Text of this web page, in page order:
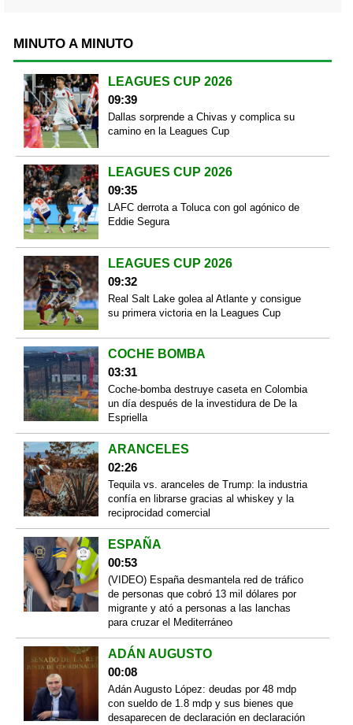
MINUTO A MINUTO
LEAGUES CUP 2026
09:39
Dallas sorprende a Chivas y complica su
camino en la Leagues Cup
LEAGUES CUP 2026
09:35
LAFC derrota a Toluca con gol agónico de
Eddie Segura
LEAGUES CUP 2026
09:32
Real Salt Lake golea al Atlante y consigue
su primera victoria en la Leagues Cup
COCHE BOMBA
03:31
Coche-bomba destruye caseta en Colombia
un día después de la investidura de De la
Espriella
ARANCELES
02:26
Tequila vs. aranceles de Trump: la industria
confía en librarse gracias al whiskey y la
reciprocidad comercial
ESPAÑA
00:53
(VIDEO) España desmantela red de tráfico
de personas que cobró 13 mil dólares por
migrante y ató a personas a las lanchas
para cruzar el Mediterráneo
ADÁN AUGUSTO
00:08
Adán Augusto López: deudas por 48 mdp
con sueldo de 1.8 mdp y sus bienes que
desaparecen de declaración en declaración